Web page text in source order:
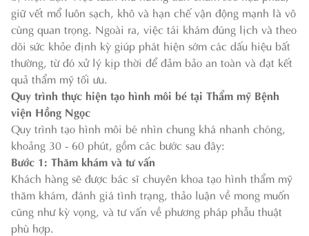
giữ vết mổ luôn sạch, khô và hạn chế vận động mạnh là vô
cùng quan trọng. Ngoài ra, việc tái khám đúng lịch và theo
dõi sức khỏe định kỳ giúp phát hiện sớm các dấu hiệu bất
thường, từ đó xử lý kịp thời để đảm bảo an toàn và đạt kết
quả thẩm mỹ tối ưu.
Quy trình thực hiện tạo hình môi bé tại Thẩm mỹ Bệnh
viện Hồng Ngọc
Quy trình tạo hình môi bé nhìn chung khá nhanh chóng,
khoảng 30 - 60 phút, gồm các bước sau đây:
Bước 1: Thăm khám và tư vấn
Khách hàng sẽ được bác sĩ chuyên khoa tạo hình thẩm mỹ
thăm khám, đánh giá tình trạng, thảo luận về mong muốn
cũng như kỳ vọng, và tư vấn về phương pháp phẫu thuật
phù hợp.